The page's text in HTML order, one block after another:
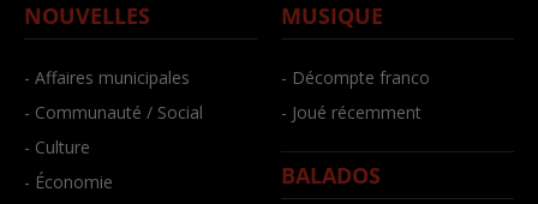
NOUVELLES
- Affaires municipales
- Communauté / Social
- Culture
- Économie
MUSIQUE
- Décompte franco
- Joué récemment
BALADOS